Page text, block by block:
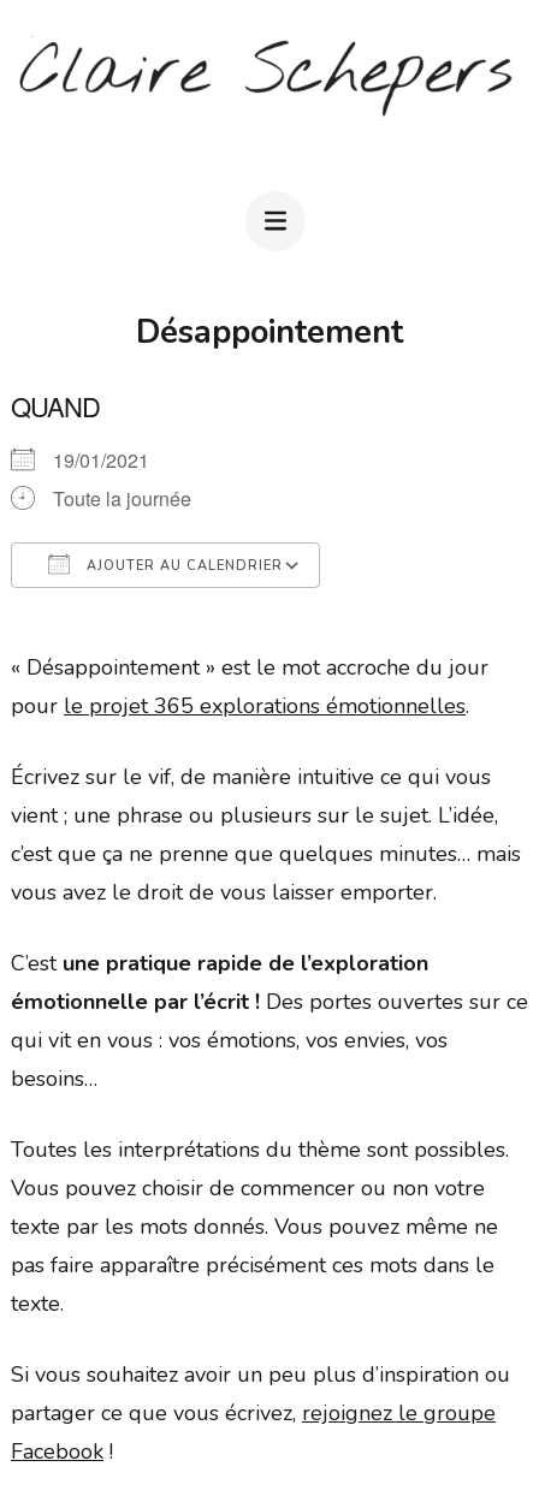
contenu
Désappointement
QUAND
19/01/2021
Toute la journée
AJOUTER AU CALENDRIER
« Désappointement » est le mot accroche du jour
pour le projet 365 explorations émotionnelles.
Écrivez sur le vif, de manière intuitive ce qui vous
vient ; une phrase ou plusieurs sur le sujet. L’idée,
c’est que ça ne prenne que quelques minutes… mais
vous avez le droit de vous laisser emporter.
C’est une pratique rapide de l’exploration
émotionnelle par l’écrit ! Des portes ouvertes sur ce
qui vit en vous : vos émotions, vos envies, vos
besoins…
Toutes les interprétations du thème sont possibles.
Vous pouvez choisir de commencer ou non votre
texte par les mots donnés. Vous pouvez même ne
pas faire apparaître précisément ces mots dans le
texte.
Si vous souhaitez avoir un peu plus d’inspiration ou
partager ce que vous écrivez, rejoignez le groupe
Facebook!